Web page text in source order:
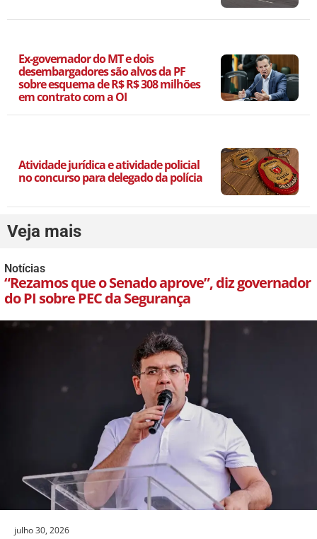
Ex-governador do MT e dois
desembargadores são alvos da PF
sobre esquema de R$ R$ 308 milhões
em contrato com a OI
Atividade jurídica e atividade policial
no concurso para delegado da polícia
Veja mais
Notícias
“Rezamos que o Senado aprove”, diz governador
do PI sobre PEC da Segurança
julho 30, 2026